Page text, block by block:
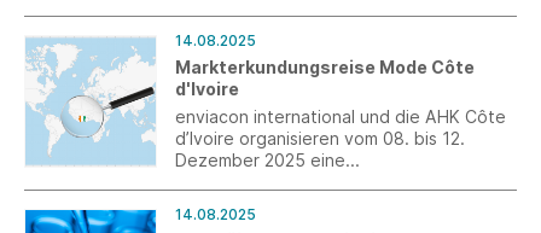
Industrieemissionsrichtlinie wurde
fristgerecht eingereicht.
14.08.2025
Markterkundungsreise Mode Côte
d'Ivoire
enviacon international und die AHK Côte
d’Ivoire organisieren vom 08. bis 12.
Dezember 2025 eine
Mode, Beauty und Textilmaschinen.
14.08.2025